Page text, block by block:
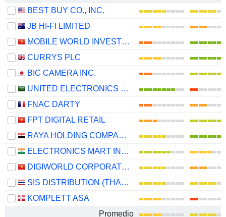
BEST BUY CO., INC.
JB HI-FI LIMITED
MOBILE WORLD INVESTMENT CORPORATION
CURRYS PLC
BIC CAMERA INC.
UNITED ELECTRONICS COMPANY
FNAC DARTY
FPT DIGITAL RETAIL
RAYA HOLDING COMPANY FOR FINANCIAL INVESTMENTS (S.A.E)
ELECTRONICS MART INDIA LIMITED
DIGIWORLD CORPORATION
SIS DISTRIBUTION (THAILAND)
KOMPLETT ASA
Promedio